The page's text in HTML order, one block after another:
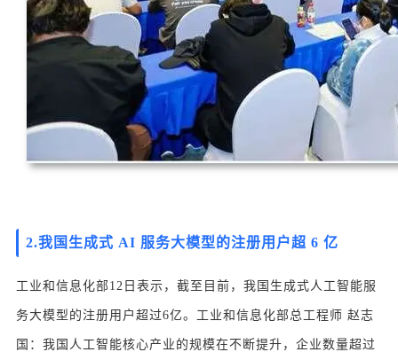
2.我国生成式 AI 服务大模型的注册用户超 6 亿
工业和信息化部12日表示，截至目前，我国生成式人工智能服
务大模型的注册用户超过6亿。工业和信息化部总工程师 赵志
国：我国人工智能核心产业的规模在不断提升，企业数量超过